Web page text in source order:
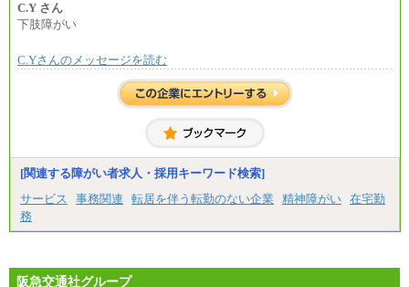
㉓月給224,500円以上
※全コース共通※ 能力・経験・勤務地などにより
異なります
※試用期間中も給与に変更はございません。
C.Y さん
下肢障がい
C.Yさんのメッセージを読む
[関連する障がい者求人・採用キーワード検索]
サービス
事務関連 転居を伴う転勤のない企業 精神障がい 在宅勤
務
阪急交通社グループ